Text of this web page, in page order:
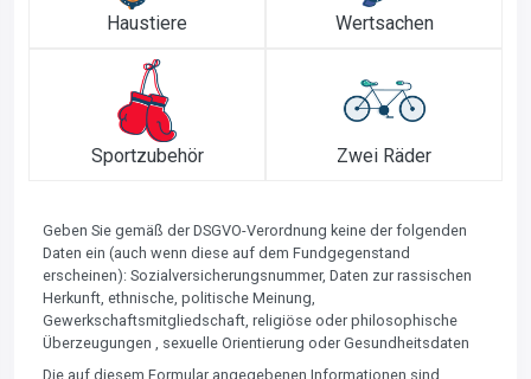
Haustiere Wertsachen
Sportzubehör Zwei Räder
Geben Sie gemäß der DSGVO-Verordnung keine der folgenden
Daten ein (auch wenn diese auf dem Fundgegenstand
erscheinen): Sozialversicherungsnummer, Daten zur rassischen
Herkunft, ethnische, politische Meinung,
Gewerkschaftsmitgliedschaft, religiöse oder philosophische
Überzeugungen , sexuelle Orientierung oder Gesundheitsdaten
Die auf diesem Formular angegebenen Informationen sind